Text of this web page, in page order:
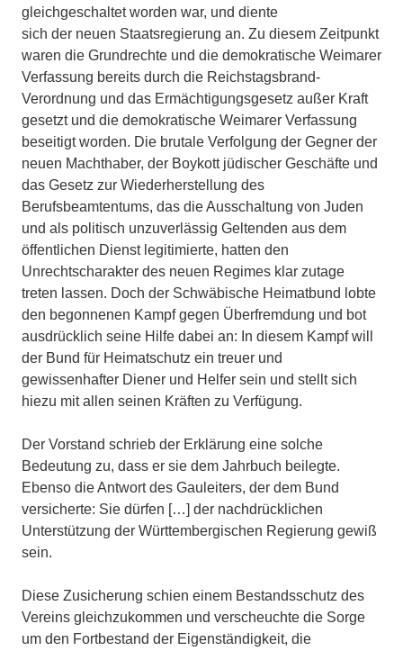
gleichgeschaltet worden war, und diente
sich der neuen Staatsregierung an. Zu diesem Zeitpunkt
waren die Grundrechte und die demokratische Weimarer
Verfassung bereits durch die Reichstagsbrand-
Verordnung und das Ermächtigungsgesetz außer Kraft
gesetzt und die demokratische Weimarer Verfassung
beseitigt worden. Die brutale Verfolgung der Gegner der
neuen Machthaber, der Boykott jüdischer Geschäfte und
das Gesetz zur Wiederherstellung des
Berufsbeamtentums, das die Ausschaltung von Juden
und als politisch unzuverlässig Geltenden aus dem
öffentlichen Dienst legitimierte, hatten den
Unrechtscharakter des neuen Regimes klar zutage
treten lassen. Doch der Schwäbische Heimatbund lobte
den begonnenen Kampf gegen Überfremdung und bot
ausdrücklich seine Hilfe dabei an: In diesem Kampf will
der Bund für Heimatschutz ein treuer und
gewissenhafter Diener und Helfer sein und stellt sich
hiezu mit allen seinen Kräften zu Verfügung.
Der Vorstand schrieb der Erklärung eine solche
Bedeutung zu, dass er sie dem Jahrbuch beilegte.
Ebenso die Antwort des Gauleiters, der dem Bund
versicherte: Sie dürfen […] der nachdrücklichen
Unterstützung der Württembergischen Regierung gewiß
sein.
Diese Zusicherung schien einem Bestandsschutz des
Vereins gleichzukommen und verscheuchte die Sorge
um den Fortbestand der Eigenständigkeit, die